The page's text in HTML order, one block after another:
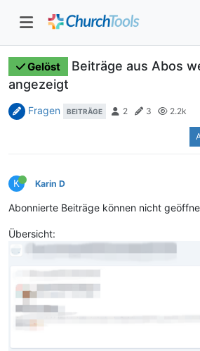
Gelöst
Beiträge aus Abos
angezeigt
Fragen BEITRÄGE 2 3 2.2k
K Karin D
Abonnierte Beiträge können nicht
Übersicht: